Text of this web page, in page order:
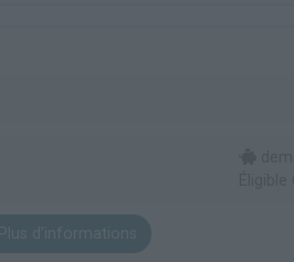
Plus d'informations